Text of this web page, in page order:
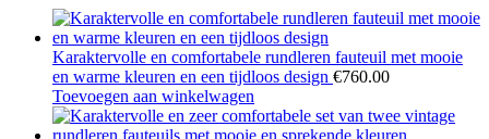
Karaktervolle en comfortabele rundleren fauteuil met mooie
en warme kleuren en een tijdloos design €760.00
Toevoegen aan winkelwagen